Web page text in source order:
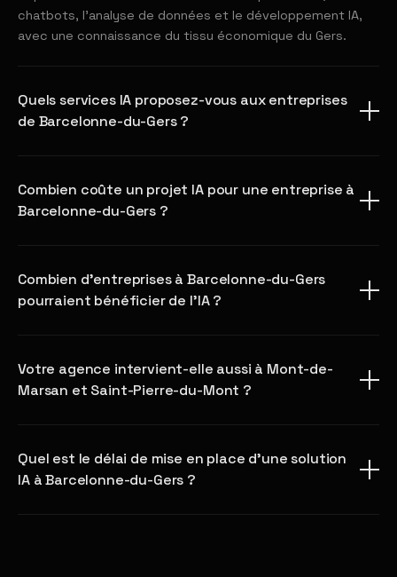
chatbots, l'analyse de données et le développement IA,
avec une connaissance du tissu économique du Gers.
Quels services IA proposez-vous aux entreprises
de Barcelonne-du-Gers ?
Combien coûte un projet IA pour une entreprise à
Barcelonne-du-Gers ?
Combien d'entreprises à Barcelonne-du-Gers
pourraient bénéficier de l'IA ?
Votre agence intervient-elle aussi à Mont-de-
Marsan et Saint-Pierre-du-Mont ?
Quel est le délai de mise en place d'une solution
IA à Barcelonne-du-Gers ?